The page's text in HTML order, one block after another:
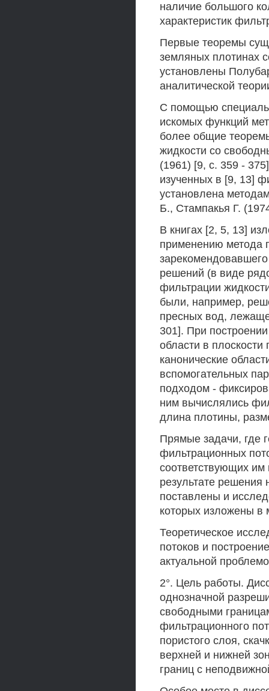
наличие большого
характеристик
Первые теоремы
земляных плотинах
установлены
аналитической
С помощью
искомых функций
более общие
жидкости со
(1961) [9, с. 359 -
изученных в [9, 13]
установлена
Б., Стампакья Г.
В книгах [2, 5, 13]
применению метода
решений (в виде
фильтрации
были, например,
пресных вод,
301]. При
области в
канонические
вспомогательных
подходом -
ним вычислялись
длина плотины,
Прямые задачи, где
фильтрационных
соответствующих
результате
поставлены и
которых изложены в
Теоретическое
потоков и
актуальной
2°. Цель работы.
однозначной
свободными
фильтрационного
пористого слоя,
верхней и нижней
границ с